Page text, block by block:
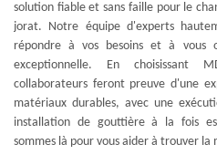
solution fiable et sans faille pour le
jorat. Notre équipe d'experts
répondre à vos besoins et à vous
exceptionnelle. En choisissant
collaborateurs feront preuve d'une
matériaux durables, avec une
installation de gouttière à la fois
sommes là pour vous aider à trouver la